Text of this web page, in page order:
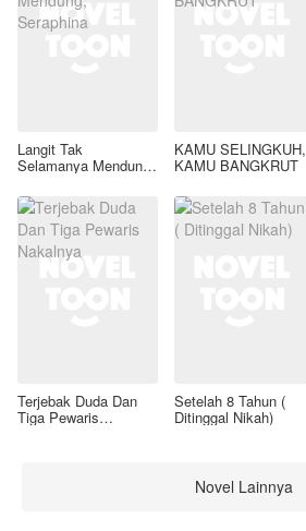
Langit Tak
Selamanya Mendung,
KAMU SELINGKUH,
KAMU BANGKRUT
Terjebak Duda Dan
Tiga Pewaris
Setelah 8 Tahun (
Ditinggal Nikah)
Novel Lainnya